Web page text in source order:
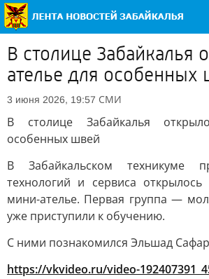
В столице Забайкалья
ателье для особенных
3 июня 2026, 19:57 СМИ
В столице Забайкалья
особенных швей
В Забайкальском техникуме
технологий и сервиса открылось
мини-ателье. Первая группа —
уже приступили к обучению.
С ними познакомился Эльшад
https://vkvideo.ru/video-